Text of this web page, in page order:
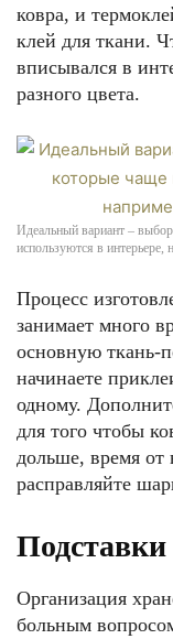
ковра, и
клей для ткани.
вписывался в
разного цвета.
Идеальный вариант –
используются в
Процесс
занимает много
основную ткань-
начинаете
одному.
для того чтобы
дольше, время от
расправляйте
Организация
больным